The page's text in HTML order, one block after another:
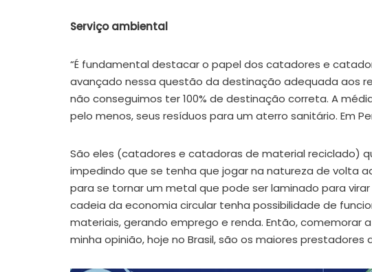
Serviço ambiental
“É fundamental destacar o papel dos catadores e
avançado nessa questão da destinação adequada aos
não conseguimos ter 100% de destinação correta. A
pelo menos, seus resíduos para um aterro sanitário. Em
São eles (catadores e catadoras de material reciclado)
impedindo que se tenha que jogar na natureza de volta
para se tornar um metal que pode ser laminado para
cadeia da economia circular tenha possibilidade de
materiais, gerando emprego e renda. Então, comemorar
minha opinião, hoje no Brasil, são os maiores